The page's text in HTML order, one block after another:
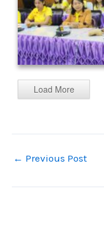
Load More
← Previous Post